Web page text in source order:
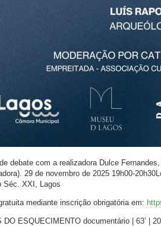
debate com a realizadora Dulce
29 de novembro de 2025 19h00-
Séc. XXI, Lagos
mediante inscrição obrigatória em:
DO ESQUECIMENTO documentário | 63’ |